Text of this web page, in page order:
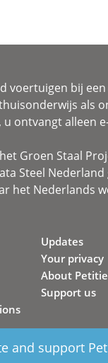
voertuigen bij
als
u ontvangt alleen
Groen Staal
Steel
het Nederlands
Updates
Your privacy
About
Support us
and support